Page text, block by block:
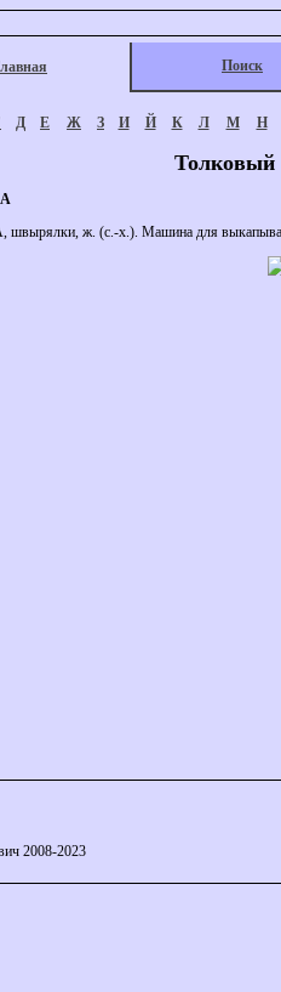
Поиск
Д Е Ж З И Й К Л М Н
Толковый
ж. (с.-х.). Машина для
2008-2023